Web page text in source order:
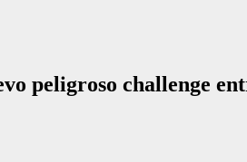
peligroso challenge